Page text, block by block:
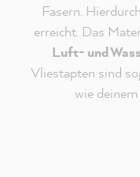
Fasern.
erreicht. Das
Luft- und
Vliestapten sind
wie
An dieser Stelle